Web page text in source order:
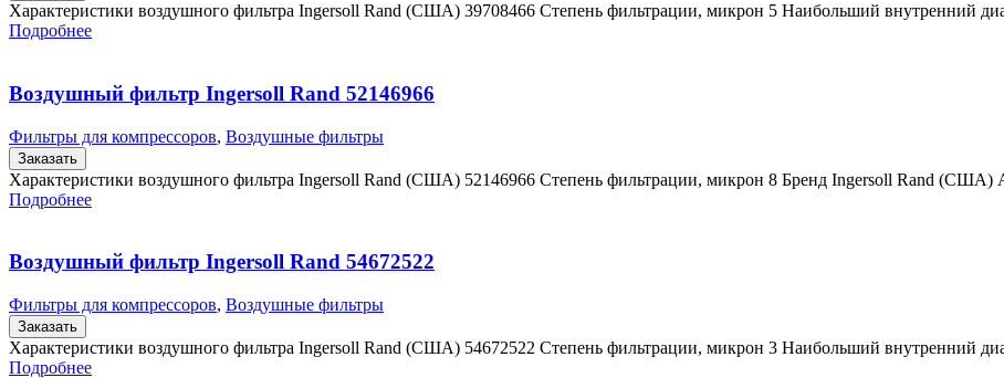
Характеристики воздушного фильтра Ingersoll Rand (США) 39708466 Степень фильтрации, микрон 5 Наибольший внутренний
Подробнее
Воздушный фильтр Ingersoll Rand 52146966
Фильтры для компрессоров, Воздушные фильтры
Заказать
Характеристики воздушного фильтра Ingersoll Rand (США) 52146966 Степень фильтрации, микрон 8 Бренд Ingersoll Rand
Подробнее
Воздушный фильтр Ingersoll Rand 54672522
Фильтры для компрессоров, Воздушные фильтры
Заказать
Характеристики воздушного фильтра Ingersoll Rand (США) 54672522 Степень фильтрации, микрон 3 Наибольший внутренний
Подробнее